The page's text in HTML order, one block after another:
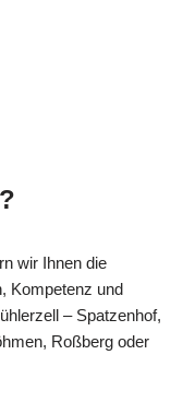
wir Ihnen die
Kompetenz und
– Spatzenhof,
Roßberg oder